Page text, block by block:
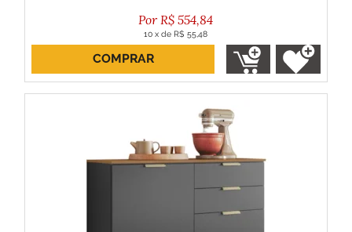
R$ 554,84
10 x de R$ 55,48
ou R$ 499,36 no boleto
COMPRAR